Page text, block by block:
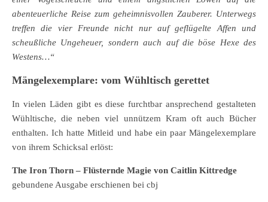
abenteuerliche Reise zum geheimnisvollen Zauberer. Unterwegs
treffen die vier Freunde nicht nur auf geflügelte Affen und
scheußliche Ungeheuer, sondern auch auf die böse Hexe des
Westens…“
Mängelexemplare: vom Wühltisch gerettet
In vielen Läden gibt es diese furchtbar ansprechend gestalteten
Wühltische, die neben viel unnützem Kram oft auch Bücher
enthalten. Ich hatte Mitleid und habe ein paar Mängelexemplare
von ihrem Schicksal erlöst:
The Iron Thorn – Flüsternde Magie von Caitlin Kittredge
gebundene Ausgabe erschienen bei cbj